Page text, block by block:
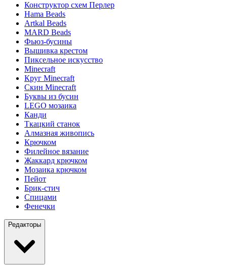
Конструктор схем Перлер
Hama Beads
Artkal Beads
MARD Beads
Фьюз-бусины
Вышивка крестом
Пиксельное искусство
Minecraft
Круг Minecraft
Скин Minecraft
Буквы из бусин
LEGO мозаика
Канди
Ткацкий станок
Алмазная живопись
Крючком
Филейное вязание
Жаккард крючком
Мозаика крючком
Пейот
Брик-стич
Спицами
Фенечки
Редакторы